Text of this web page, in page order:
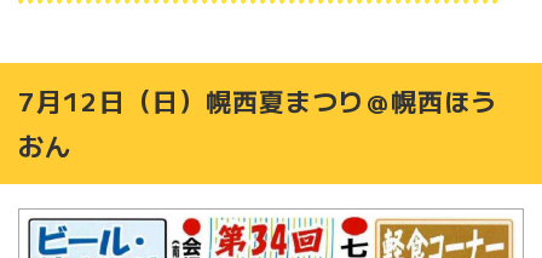
7月12日（日）幌西夏まつり＠幌西ほう
おん